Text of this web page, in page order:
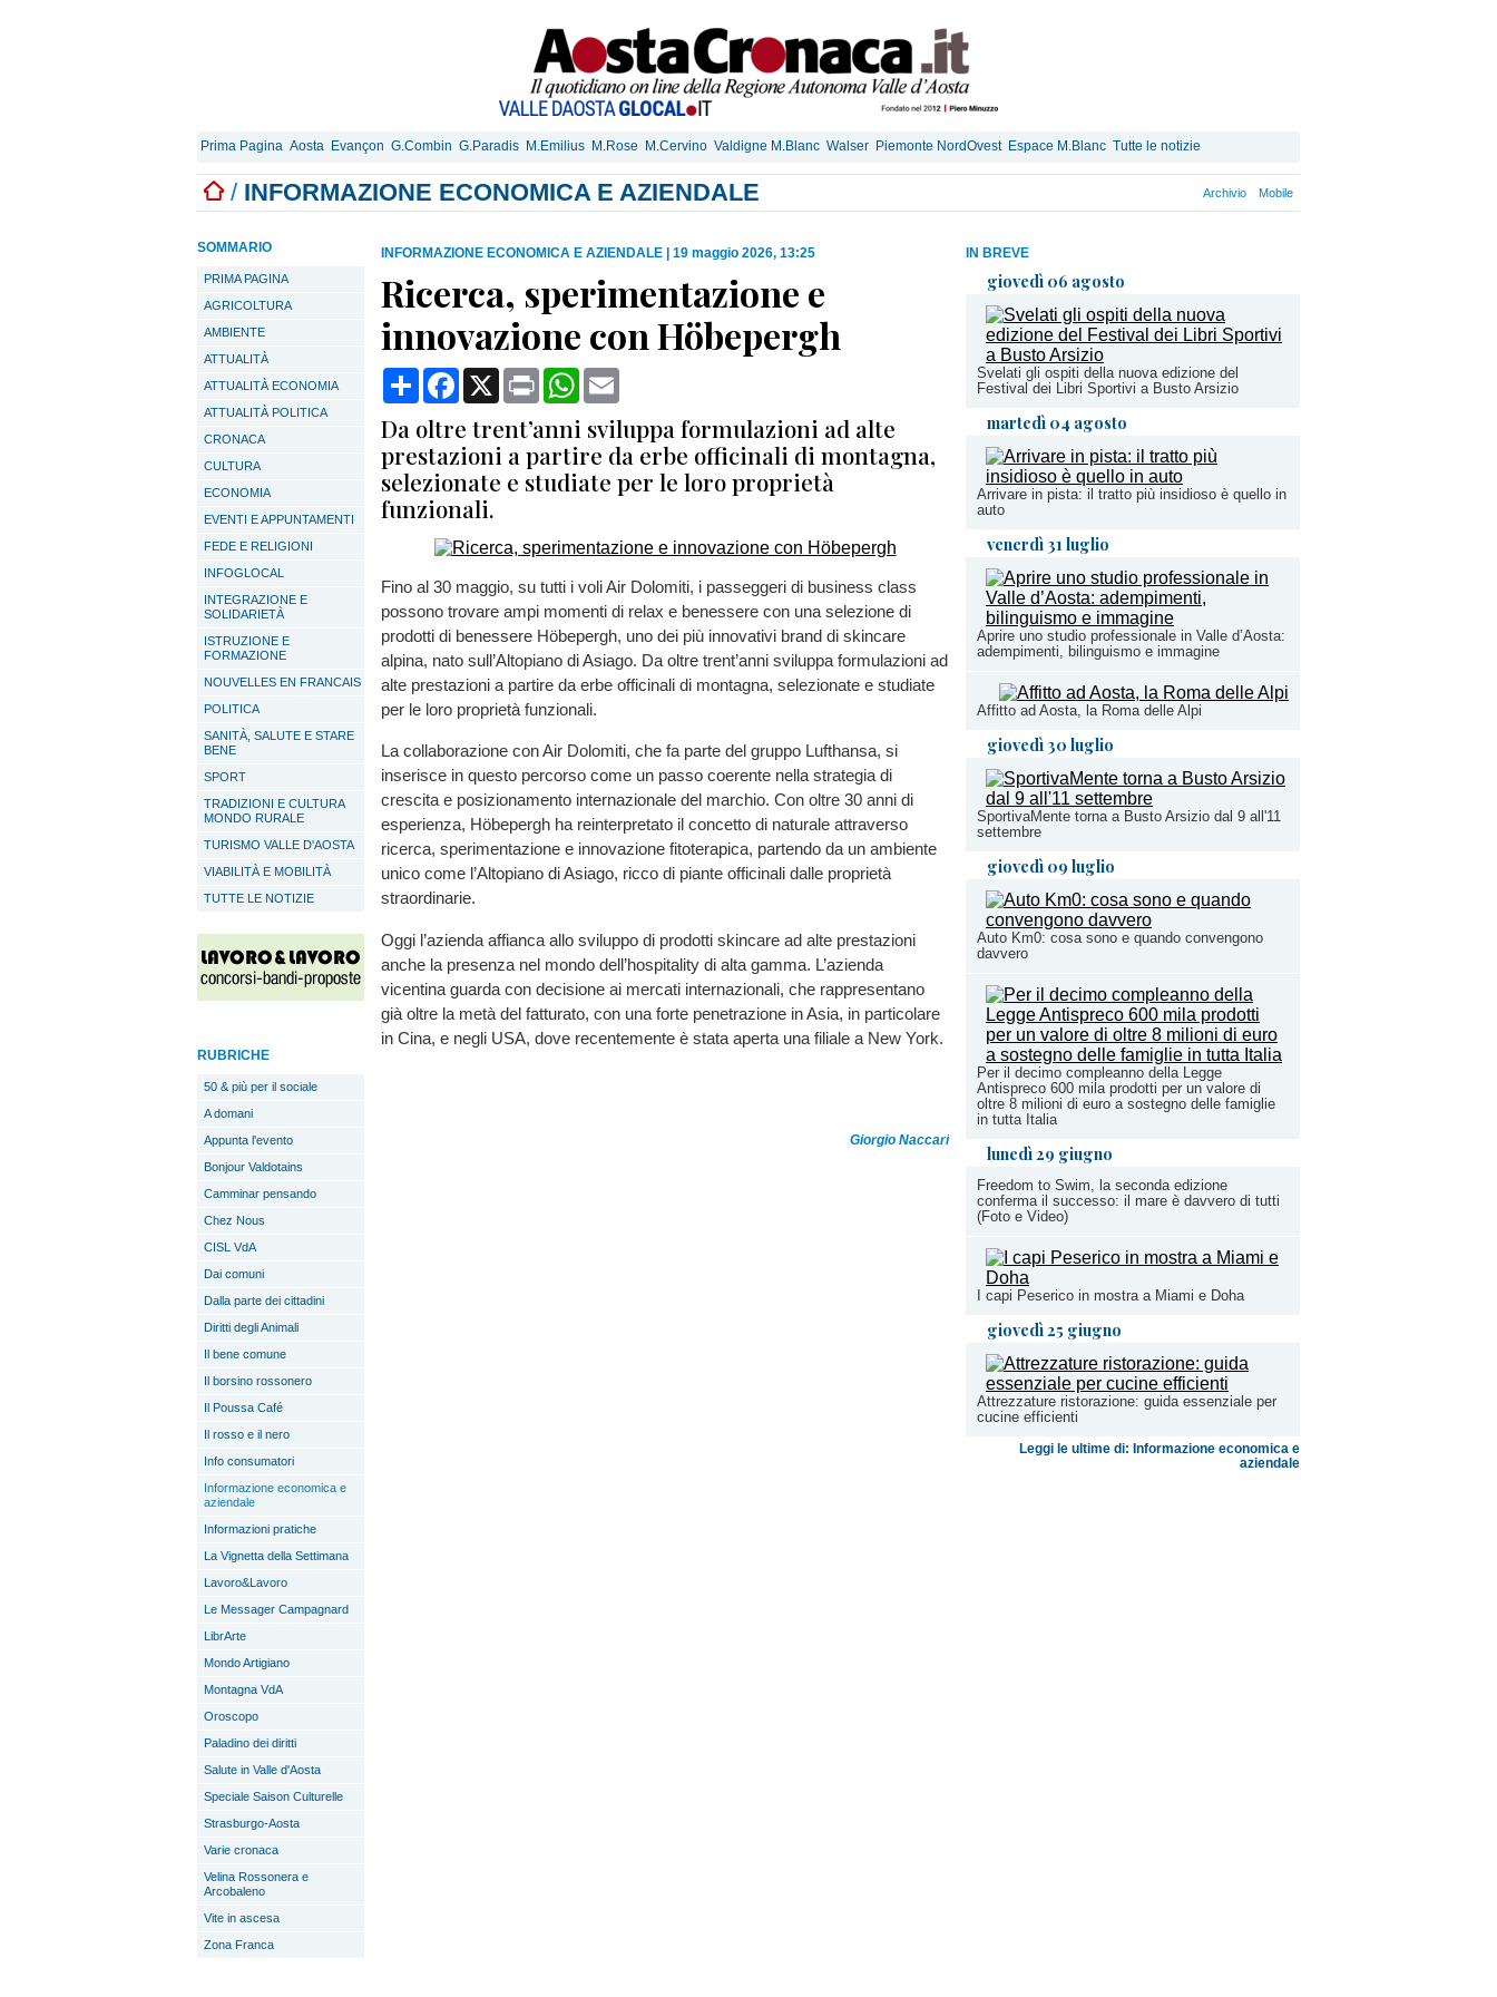
Prima Pagina Aosta Evançon G.Combin G.Paradis M.Emilius M.Rose M.Cervino Valdigne M.Blanc Walser Piemonte NordOvest Espace M.Blanc Tutte le notizie
/ INFORMAZIONE ECONOMICA E AZIENDALE Archivio Mobile
IN BREVE
giovedì 06 agosto
Svelati gli ospiti della nuova edizione del
Festival dei Libri Sportivi a Busto Arsizio
martedì 04 agosto
Arrivare in pista: il tratto più insidioso è quello in
auto
venerdì 31 luglio
Aprire uno studio professionale in Valle d’Aosta:
adempimenti, bilinguismo e immagine
Affitto ad Aosta, la Roma delle Alpi
giovedì 30 luglio
SportivaMente torna a Busto Arsizio dal 9 all'11
settembre
giovedì 09 luglio
Auto Km0: cosa sono e quando convengono
davvero
Per il decimo compleanno della Legge
Antispreco 600 mila prodotti per un valore di
oltre 8 milioni di euro a sostegno delle famiglie
in tutta Italia
lunedì 29 giugno
Freedom to Swim, la seconda edizione
conferma il successo: il mare è davvero di tutti
(Foto e Video)
I capi Peserico in mostra a Miami e Doha
giovedì 25 giugno
Attrezzature ristorazione: guida essenziale per
cucine efficienti
Leggi le ultime di: Informazione economica e
aziendale
SOMMARIO
PRIMA PAGINA
AGRICOLTURA
AMBIENTE
ATTUALITÀ
ATTUALITÀ ECONOMIA
ATTUALITÀ POLITICA
CRONACA
CULTURA
ECONOMIA
EVENTI E APPUNTAMENTI
FEDE E RELIGIONI
INFOGLOCAL
INTEGRAZIONE E
SOLIDARIETÀ
ISTRUZIONE E
FORMAZIONE
NOUVELLES EN FRANCAIS
POLITICA
SANITÀ, SALUTE E STARE
BENE
SPORT
TRADIZIONI E CULTURA
MONDO RURALE
TURISMO VALLE D'AOSTA
VIABILITÀ E MOBILITÀ
TUTTE LE NOTIZIE
RUBRICHE
50 & più per il sociale
A domani
Appunta l'evento
Bonjour Valdotains
Camminar pensando
Chez Nous
CISL VdA
Dai comuni
Dalla parte dei cittadini
Diritti degli Animali
Il bene comune
Il borsino rossonero
Il Poussa Café
Il rosso e il nero
Info consumatori
Informazione economica e
aziendale
Informazioni pratiche
La Vignetta della Settimana
Lavoro&Lavoro
Le Messager Campagnard
LibrArte
Mondo Artigiano
Montagna VdA
Oroscopo
Paladino dei diritti
Salute in Valle d'Aosta
Speciale Saison Culturelle
Strasburgo-Aosta
Varie cronaca
Velina Rossonera e
Arcobaleno
Vite in ascesa
Zona Franca
INFORMAZIONE ECONOMICA E AZIENDALE 19 maggio 2026, 13:25
Ricerca, sperimentazione e
innovazione con Höbepergh
CondividiFacebook
X Print WhatsApp
Da oltre trent’anni sviluppa formulazioni ad alte
prestazioni a partire da erbe officinali di montagna,
selezionate e studiate per le loro proprietà
funzionali.
Fino al 30 maggio, su tutti i voli Air Dolomiti, i passeggeri di business class
possono trovare ampi momenti di relax e benessere con una selezione di
prodotti di benessere Höbepergh, uno dei più innovativi brand di skincare
alpina, nato sull’Altopiano di Asiago. Da oltre trent’anni sviluppa formulazioni ad
alte prestazioni a partire da erbe officinali di montagna, selezionate e studiate
per le loro proprietà funzionali.
La collaborazione con Air Dolomiti, che fa parte del gruppo Lufthansa, si
inserisce in questo percorso come un passo coerente nella strategia di
crescita e posizionamento internazionale del marchio. Con oltre 30 anni di
esperienza, Höbepergh ha reinterpretato il concetto di naturale attraverso
ricerca, sperimentazione e innovazione fitoterapica, partendo da un ambiente
unico come l’Altopiano di Asiago, ricco di piante officinali dalle proprietà
straordinarie.
Oggi l’azienda affianca allo sviluppo di prodotti skincare ad alte prestazioni
anche la presenza nel mondo dell’hospitality di alta gamma. L’azienda
vicentina guarda con decisione ai mercati internazionali, che rappresentano
già oltre la metà del fatturato, con una forte penetrazione in Asia, in particolare
in Cina, e negli USA, dove recentemente è stata aperta una filiale a New York.
Giorgio Naccari